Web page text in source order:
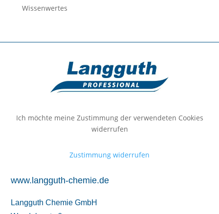
Wissenwertes
Ich möchte meine Zustimmung der verwendeten Cookies
widerrufen
Zustimmung widerrufen
www.langguth-chemie.de
Langguth Chemie GmbH